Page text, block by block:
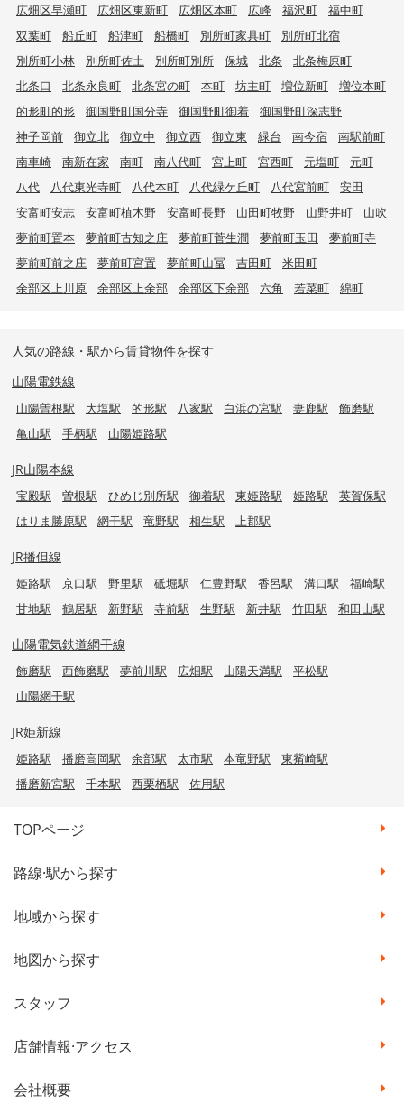
広畑区早瀬町
広畑区東新町 広畑区本町 広峰 福沢町
福中町
双葉町
船丘町 船津町 船橋町 別所町家具町
別所町北宿
別所町小林
別所町佐土 別所町別所 保城 北条
北条梅原町
北条口
北条永良町 北条宮の町 本町 坊主町 増位新町
増位本町
的形町的形
御国野町国分寺 御国野町御着
御国野町深志野
神子岡前
御立北 御立中 御立西 御立東 緑台 南今宿
南駅前町
南車崎
南新在家 南町 南八代町 宮上町 宮西町 元塩町
元町
八代
八代東光寺町 八代本町 八代緑ケ丘町 八代宮前町
安田
安富町安志
安富町植木野 安富町長野 山田町牧野 山野井町
山吹
夢前町置本
夢前町古知之庄 夢前町菅生澗 夢前町玉田
夢前町寺
夢前町前之庄
夢前町宮置 夢前町山冨 吉田町
米田町
余部区上川原
余部区上余部 余部区下余部 六角 若菜町 綿町
人気の路線・駅から賃貸物件を探す
山陽電鉄線
山陽曽根駅 大塩駅 的形駅 八家駅 白浜の宮駅 妻鹿駅
飾磨駅
亀山駅
手柄駅 山陽姫路駅
JR山陽本線
宝殿駅 曽根駅 ひめじ別所駅 御着駅 東姫路駅 姫路駅
英賀保駅
はりま勝原駅
網干駅 竜野駅 相生駅 上郡駅
JR播但線
姫路駅 京口駅 野里駅 砥堀駅 仁豊野駅 香呂駅 溝口駅
福崎駅
甘地駅
鶴居駅 新野駅 寺前駅 生野駅 新井駅 竹田駅 和田山駅
山陽電気鉄道網干線
飾磨駅 西飾磨駅 夢前川駅 広畑駅 山陽天満駅
平松駅
山陽網干駅
JR姫新線
姫路駅 播磨高岡駅 余部駅 太市駅 本竜野駅
東觜崎駅
播磨新宮駅
千本駅 西栗栖駅 佐用駅
TOPページ
路線·駅から探す
地域から探す
地図から探す
スタッフ
店舗情報·アクセス
会社概要